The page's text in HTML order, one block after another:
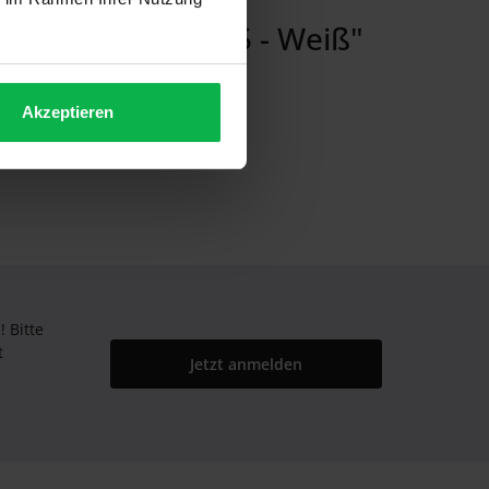
Akzeptieren
Ø 15 - Weiß"
Bitte
Jetzt anmelden